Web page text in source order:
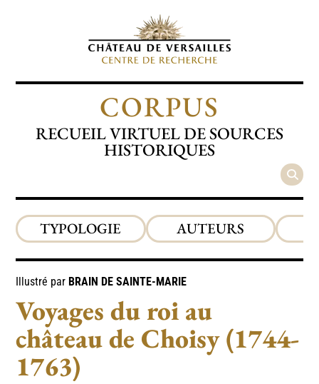
CORPUS
RECUEIL VIRTUEL DE SOURCES
HISTORIQUES
TYPOLOGIE AUTEURS
Illustré par BRAIN DE SAINTE-MARIE
Voyages du roi au
château de Choisy (1744-
1763)